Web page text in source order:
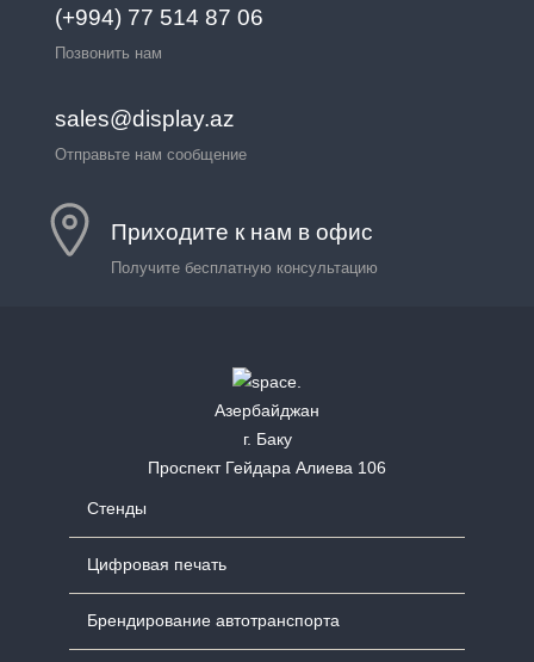
(+994) 77 514 87 06
Позвонить нам
sales@display.az
Отправьте нам сообщение
Приходите к нам в офис
Получите бесплатную консультацию
Азербайджан
г. Баку
Проспект Гейдара Алиева 106
Стенды
Цифровая печать
Брендирование автотранспорта